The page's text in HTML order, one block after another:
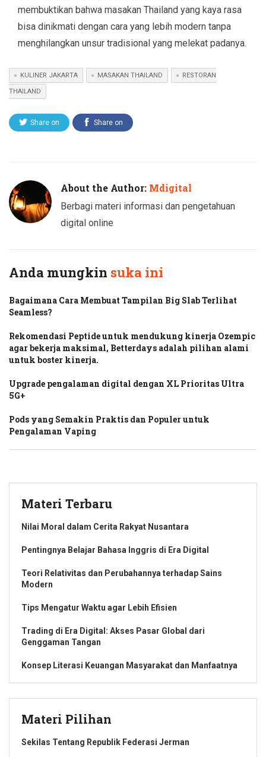
membuktikan bahwa masakan Thailand yang kaya rasa
bisa dinikmati dengan cara yang lebih modern tanpa
menghilangkan unsur tradisional yang melekat padanya.
KULINER JAKARTA MASAKAN THAILAND RESTORAN
THAILAND
Share on Share on
About the Author: Mdigital
Berbagi materi informasi dan pengetahuan
digital online
Anda mungkin suka ini
Bagaimana Cara Membuat Tampilan Big Slab Terlihat
Seamless?
Rekomendasi Peptide untuk mendukung kinerja Ozempic
agar bekerja maksimal, Betterdays adalah pilihan alami
untuk boster kinerja.
Upgrade pengalaman digital dengan XL Prioritas Ultra
5G+
Pods yang Semakin Praktis dan Populer untuk
Pengalaman Vaping
Materi Terbaru
Nilai Moral dalam Cerita Rakyat Nusantara
Pentingnya Belajar Bahasa Inggris di Era Digital
Teori Relativitas dan Perubahannya terhadap Sains
Modern
Tips Mengatur Waktu agar Lebih Efisien
Trading di Era Digital: Akses Pasar Global dari
Genggaman Tangan
Konsep Literasi Keuangan Masyarakat dan Manfaatnya
Materi Pilihan
Sekilas Tentang Republik Federasi Jerman